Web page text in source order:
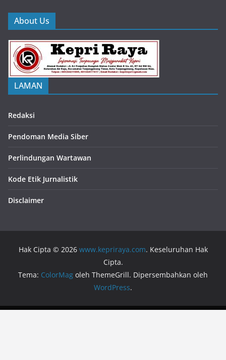
About Us
LAMAN
Redaksi
Pendoman Media Siber
Perlindungan Wartawan
Kode Etik Jurnalistik
Disclaimer
Hak Cipta © 2026 www.kepriraya.com. Keseluruhan Hak
Cipta.
Tema: ColorMag oleh ThemeGrill. Dipersembahkan oleh
WordPress.